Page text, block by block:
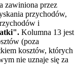
zawiniona przez
przychodów,
i
Kolumna 13 jest
(poza
kosztów, których
nie uznaje się za